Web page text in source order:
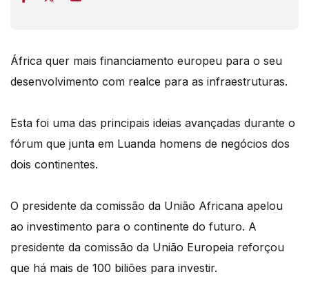
África quer mais financiamento europeu para o seu
desenvolvimento com realce para as infraestruturas.
Esta foi uma das principais ideias avançadas durante o
fórum que junta em Luanda homens de negócios dos
dois continentes.
O presidente da comissão da União Africana apelou
ao investimento para o continente do futuro. A
presidente da comissão da União Europeia reforçou
que há mais de 100 biliões para investir.